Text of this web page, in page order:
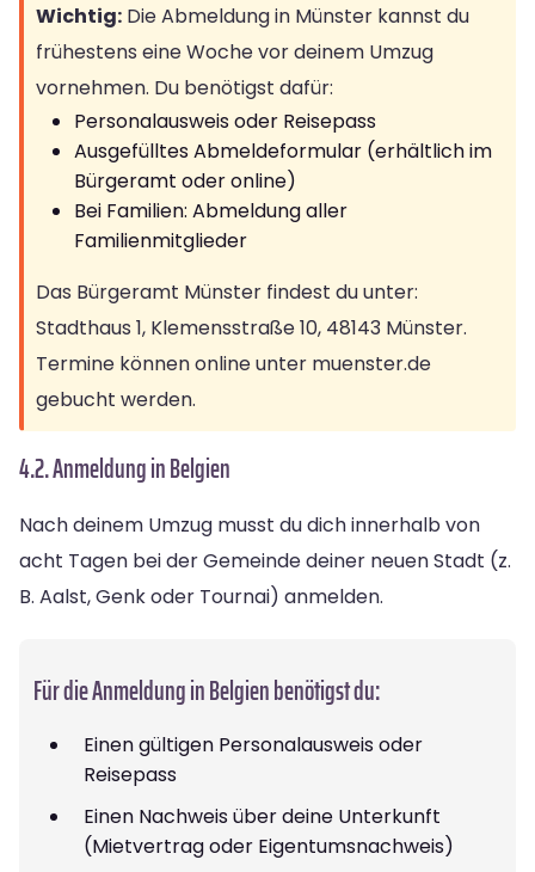
Wichtig: Die Abmeldung in Münster kannst du
frühestens eine Woche vor deinem Umzug
vornehmen. Du benötigst dafür:
Personalausweis oder Reisepass
Ausgefülltes Abmeldeformular (erhältlich im
Bürgeramt oder online)
Bei Familien: Abmeldung aller
Familienmitglieder
Das Bürgeramt Münster findest du unter:
Stadthaus 1, Klemensstraße 10, 48143 Münster.
Termine können online unter muenster.de
gebucht werden.
4.2. Anmeldung in Belgien
Nach deinem Umzug musst du dich innerhalb von
acht Tagen bei der Gemeinde deiner neuen Stadt (z.
B. Aalst, Genk oder Tournai) anmelden.
Für die Anmeldung in Belgien benötigst du:
Einen gültigen Personalausweis oder
Reisepass
Einen Nachweis über deine Unterkunft
(Mietvertrag oder Eigentumsnachweis)